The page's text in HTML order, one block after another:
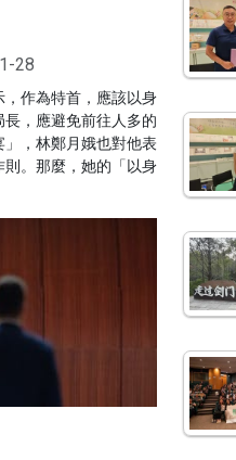
28
作為特首，應該以身
，應避免前往人多的
，林鄭月娥也對他表
。那麼，她的「以身